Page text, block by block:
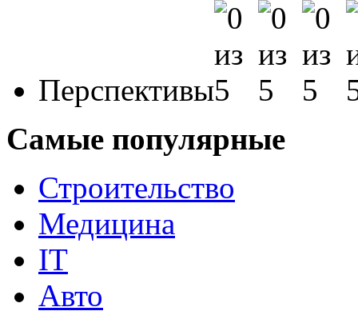
Перспективы
Самые популярные
Строительство
Медицина
IT
Авто